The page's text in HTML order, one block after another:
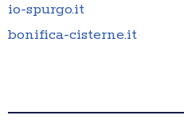
io-spurgo.it
bonifica-cisterne.it